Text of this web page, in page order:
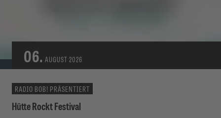
06. AUGUST 2026
RADIO BOB! PRÄSENTIERT
Hütte Rockt Festival